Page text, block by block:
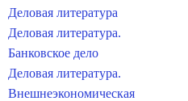
Деловая литература
Деловая литература.
Банковское дело
Деловая литература.
Внешнеэкономическая